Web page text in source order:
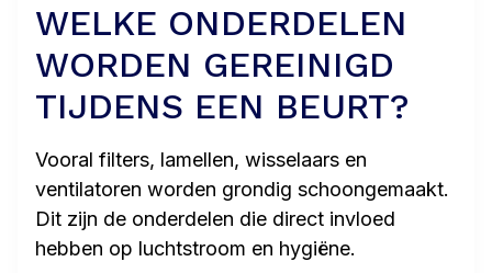
WELKE ONDERDELEN
WORDEN GEREINIGD
TIJDENS EEN BEURT?
Vooral filters, lamellen, wisselaars en
ventilatoren worden grondig schoongemaakt.
Dit zijn de onderdelen die direct invloed
hebben op luchtstroom en hygiëne.